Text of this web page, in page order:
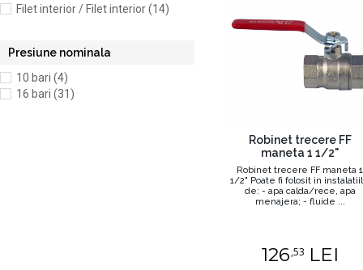
Filet interior / Filet interior (14)
Presiune nominala
10 bari (4)
16 bari (31)
Robinet trecere FF
maneta 1 1/2"
Robinet trecere FF maneta 1
1/2" Poate fi folosit in
de: - apa calda/rece, apa
menajera; - fluide ...
126,53LEI